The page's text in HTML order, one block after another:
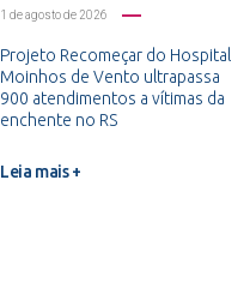
1 de agosto de 2026
Projeto Recomeçar do Hospital
Moinhos de Vento ultrapassa
900 atendimentos a vítimas da
enchente no RS
Leia mais +